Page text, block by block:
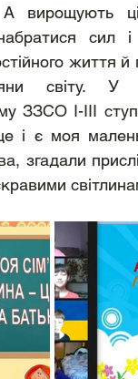
вирощують
сил
життя
світу. У
ЗЗСО І-ІІІ
і є моя
згадали